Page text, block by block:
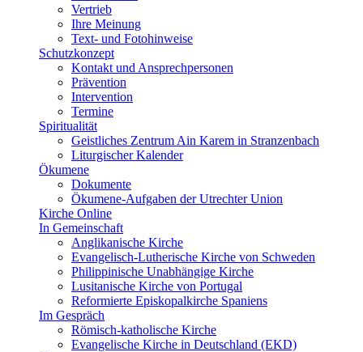
Vertrieb
Ihre Meinung
Text- und Fotohinweise
Schutzkonzept
Kontakt und Ansprechpersonen
Prävention
Intervention
Termine
Spiritualität
Geistliches Zentrum Ain Karem in Stranzenbach
Liturgischer Kalender
Ökumene
Dokumente
Ökumene-Aufgaben der Utrechter Union
Kirche Online
In Gemeinschaft
Anglikanische Kirche
Evangelisch-Lutherische Kirche von Schweden
Philippinische Unabhängige Kirche
Lusitanische Kirche von Portugal
Reformierte Episkopalkirche Spaniens
Im Gespräch
Römisch-katholische Kirche
Evangelische Kirche in Deutschland (EKD)